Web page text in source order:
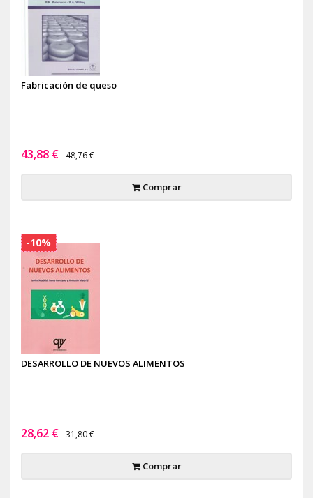
Fabricación de queso
43,88 € 48,76 €
Comprar
DESARROLLO DE NUEVOS ALIMENTOS
28,62 € 31,80 €
Comprar
-10%